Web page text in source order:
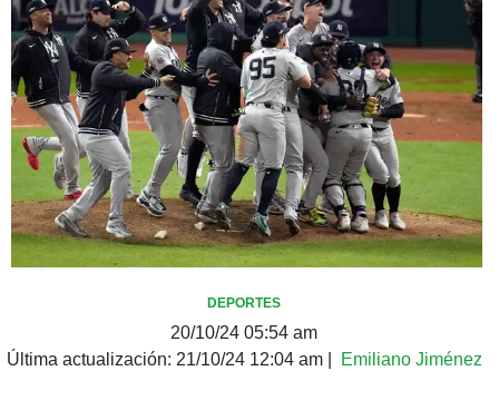
DEPORTES
20/10/24 05:54 am
Última actualización: 21/10/24 12:04 am| Emiliano Jiménez